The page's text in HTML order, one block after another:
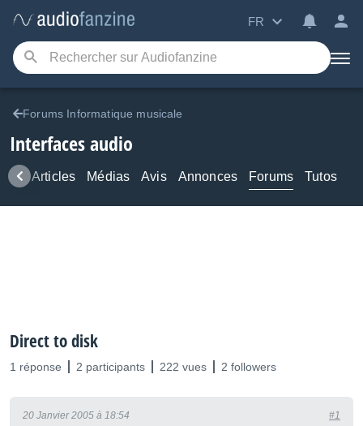
FR
Forums Informatique musicale
Interfaces audio
Articles Médias Avis Annonces Forums Tutos
Direct to disk
1 réponse 2 participants 222 vues 2 followers
20 Janvier 2005 à 18:54 #1